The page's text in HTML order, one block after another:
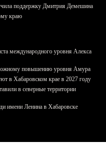
поддержку Дмитрия Демешина
краю
международного уровня Алекса
повышению уровня Амура
в Хабаровском крае в 2027 году
в северные территории
имени Ленина в Хабаровске